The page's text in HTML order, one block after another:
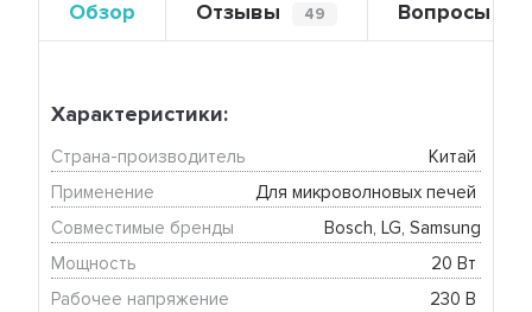
Обзор Отзывы 49 Вопросы
Характеристики:
Страна-производитель
Китай
Применение
Для микроволновых печей
Совместимые бренды
Bosch, LG, Samsung
Мощность
20 Вт
Рабочее напряжение
230 В